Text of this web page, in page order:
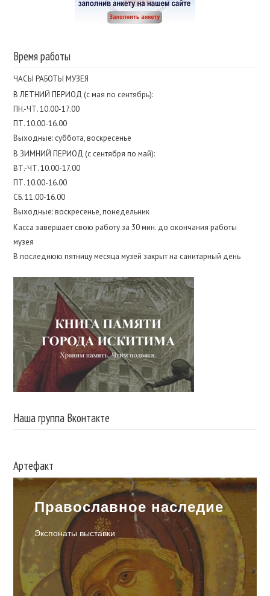
Время работы
ЧАСЫ РАБОТЫ МУЗЕЯ
В ЛЕТНИЙ ПЕРИОД (с мая по сентябрь):
ПН.-ЧТ. 10.00-17.00
ПТ. 10.00-16.00
Выходные: суббота, воскресенье
В ЗИМНИЙ ПЕРИОД (с сентября по май):
ВТ.-ЧТ. 10.00-17.00
ПТ. 10.00-16.00
СБ. 11.00-16.00
Выходные: воскресенье, понедельник
Касса завершает свою работу за 30 мин. до окончания работы
музея
В последнюю пятницу месяца музей закрыт на санитарный день
Наша группа Вконтакте
Артефакт
Православное наследие
Экспонаты выставки